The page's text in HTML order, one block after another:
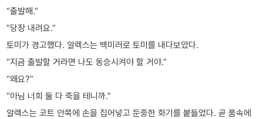
“출발해.”
“당장 내려요.”
토미가 경고했다. 알렉스는 백미러로 토미를 내다보았다.
“지금 출발할 거라면 나도 동승시켜야 할 거야.”
“왜요?”
“아님 너희 둘 다 죽을 테니까.”
알렉스는 코트 안쪽에 손을 집어넣고 둔중한 화기를 붙들었다. 곧 품속에